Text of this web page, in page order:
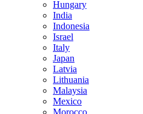
Hungary
India
Indonesia
Israel
Italy
Japan
Latvia
Lithuania
Malaysia
Mexico
Morocco